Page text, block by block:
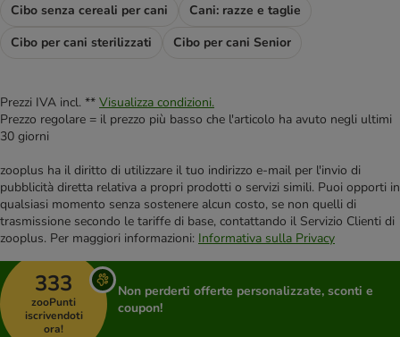
Cibo senza cereali per cani
Cani: razze e taglie
Cibo per cani sterilizzati
Cibo per cani Senior
Prezzi IVA incl. ** Visualizza condizioni.
Prezzo regolare = il prezzo più basso che l'articolo ha avuto negli ultimi
30 giorni
zooplus ha il diritto di utilizzare il tuo indirizzo e-mail per l'invio di
pubblicità diretta relativa a propri prodotti o servizi simili. Puoi opporti in
qualsiasi momento senza sostenere alcun costo, se non quelli di
trasmissione secondo le tariffe di base, contattando il Servizio Clienti di
zooplus. Per maggiori informazioni: Informativa sulla Privacy
333
zooPunti
iscrivendoti
ora!
Non perderti offerte personalizzate, sconti e
coupon!